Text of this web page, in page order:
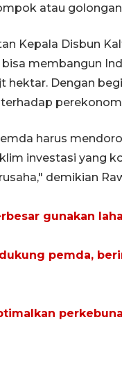
atau
Kepala Disbun
bisa membangun
hektar. Dengan
harus
investasi yang
demikian
gunakan
pemda,